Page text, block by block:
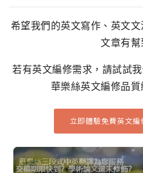
希望我們的英文寫作、英文
文章有幫
若有英文編修需求，請試試
華樂絲英文編修品質
立即體驗免費英文